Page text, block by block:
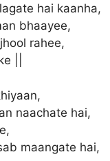
hai kaanha,
bhaayee,
rahee,
||
naachate hai,
maangate hai,